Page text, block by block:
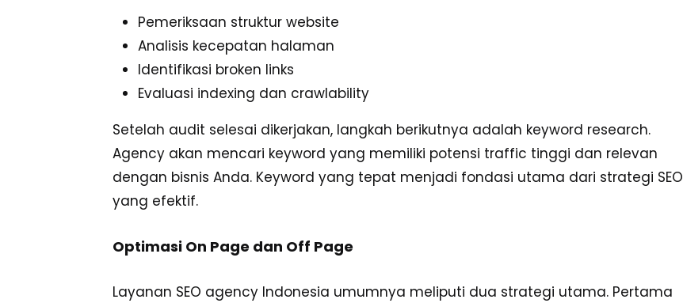
Pemeriksaan struktur website
Analisis kecepatan halaman
Identifikasi broken links
Evaluasi indexing dan crawlability
Setelah audit selesai dikerjakan, langkah berikutnya adalah keyword research.
Agency akan mencari keyword yang memiliki potensi traffic tinggi dan relevan
dengan bisnis Anda. Keyword yang tepat menjadi fondasi utama dari strategi SEO
yang efektif.
Optimasi On Page dan Off Page
Layanan SEO agency Indonesia umumnya meliputi dua strategi utama. Pertama